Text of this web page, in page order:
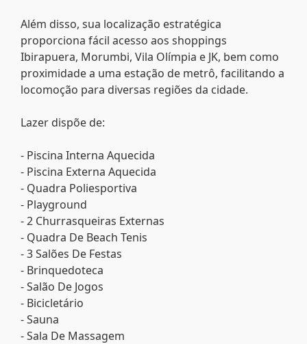
Além disso, sua localização estratégica
proporciona fácil acesso aos shoppings
Ibirapuera, Morumbi, Vila Olímpia e JK, bem como
proximidade a uma estação de metrô, facilitando a
locomoção para diversas regiões da cidade.
Lazer dispõe de:
- Piscina Interna Aquecida
- Piscina Externa Aquecida
- Quadra Poliesportiva
- Playground
- 2 Churrasqueiras Externas
- Quadra De Beach Tenis
- 3 Salões De Festas
- Brinquedoteca
- Salão De Jogos
- Bicicletário
- Sauna
- Sala De Massagem